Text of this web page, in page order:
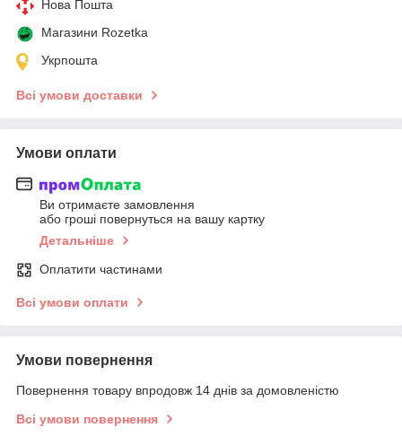
Нова Пошта
Магазини Rozetka
Укрпошта
Всі умови доставки
Умови оплати
Ви отримаєте замовлення
або гроші повернуться на вашу картку
Детальніше
Оплатити частинами
Всі умови оплати
Умови повернення
Повернення товару впродовж 14 днів за домовленістю
Всі умови повернення